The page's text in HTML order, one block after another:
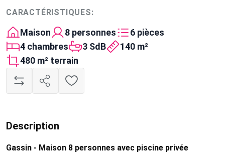
CARACTÉRISTIQUES:
Maison 8 personnes
6 pièces
4 chambres
3 SdB
140 m²
480 m² terrain
Description
Gassin - Maison 8 personnes avec piscine privée